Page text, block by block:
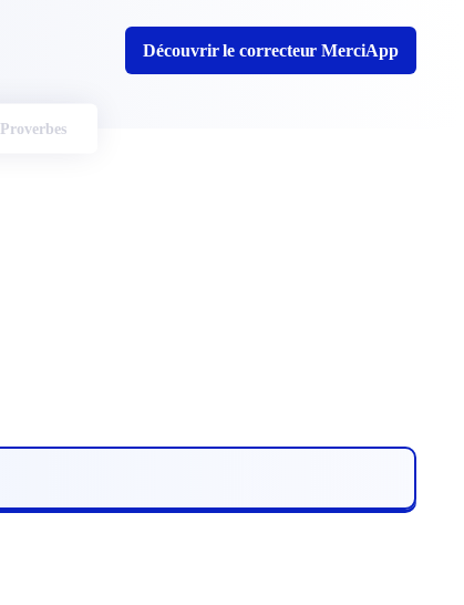
Découvrir le correcteur MerciApp
Proverbes